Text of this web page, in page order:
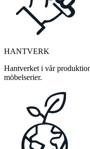
HANTVERK
Hantverket i vår
möbelserier.